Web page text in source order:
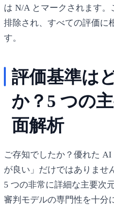
は N/A とマークされます
排除され、すべての評価に
す。
評価基準は
か？5 つの
面解析
ご存知でしたか？優れた
が良い」だけではありませ
5 つの非常に詳細な主要次
審判モデルの専門性を十分